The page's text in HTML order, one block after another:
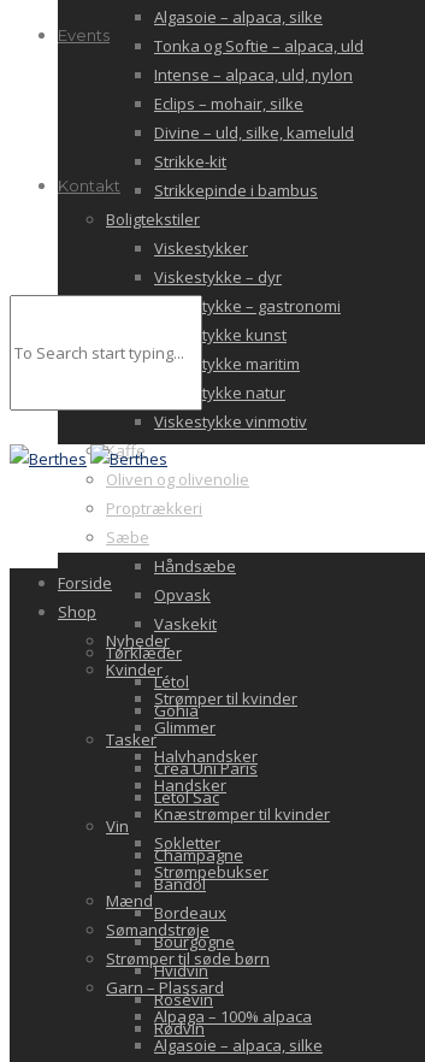
Algasoie – alpaca, silke
Tonka og Softie – alpaca, uld
Intense – alpaca, uld, nylon
Eclips – mohair, silke
Divine – uld, silke, kameluld
Strikke-kit
Strikkepinde i bambus
Boligtekstiler
Viskestykker
Viskestykke – dyr
Viskestykke – gastronomi
Viskestykke kunst
Viskestykke maritim
Viskestykke natur
Viskestykke vinmotiv
Kaffe
Oliven og olivenolie
Proptrækkeri
Sæbe
Håndsæbe
Opvask
Vaskekit
Tørklæder
Létol
Gohia
Tasker
Crea Uni Paris
Letol Sac
Vin
Champagne
Bandol
Bordeaux
Bourgogne
Hvidvin
Rosévin
Rødvin
Events
Kontakt
Forside
Shop
Nyheder
Kvinder
Strømper til kvinder
Glimmer
Halvhandsker
Handsker
Knæstrømper til kvinder
Sokletter
Strømpebukser
Mænd
Sømandstrøje
Strømper til søde børn
Garn – Plassard
Alpaga – 100% alpaca
Algasoie – alpaca, silke